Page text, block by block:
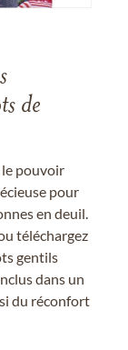
de
pouvoir
pour
en deuil.
téléchargez
gentils
dans un
du réconfort